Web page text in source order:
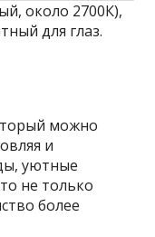
около 2700К),
для глаз.
можно
и
уютные
не только
более